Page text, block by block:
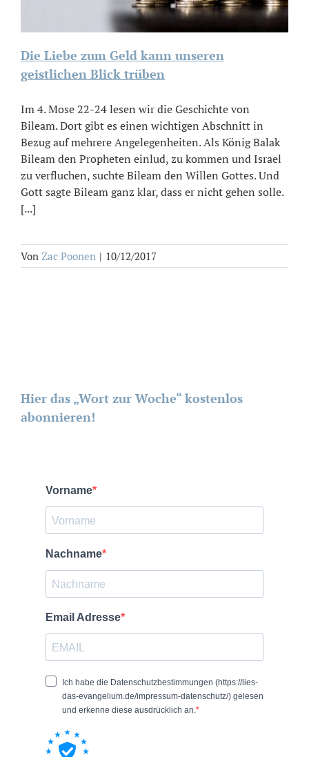
Die Liebe zum Geld kann unseren
geistlichen Blick trüben
Im 4. Mose 22-24 lesen wir die Geschichte von
Bileam. Dort gibt es einen wichtigen Abschnitt in
Bezug auf mehrere Angelegenheiten. Als König Balak
Bileam den Propheten einlud, zu kommen und Israel
zu verfluchen, suchte Bileam den Willen Gottes. Und
Gott sagte Bileam ganz klar, dass er nicht gehen solle.
[...]
Von Zac Poonen | 10/12/2017
Hier das „Wort zur Woche“ kostenlos
abonnieren!